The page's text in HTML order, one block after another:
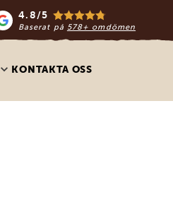
4.8/5
Baserat på 578+ omdömen
KONTAKTA OSS